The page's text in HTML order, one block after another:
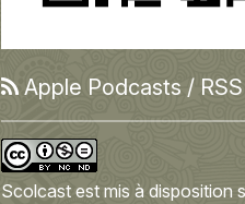
Apple Podcasts / RSS
Scolcast est mis à disposition